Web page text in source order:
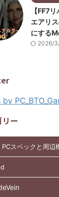
【FF7
エアリ
にする
2026/
ー
PCスペックと周辺